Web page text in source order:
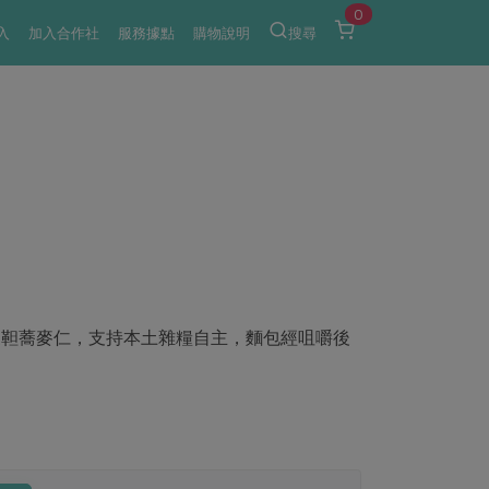
加入合作社 服務據點 購物說明 搜尋
0
蕎麥仁，支持本土雜糧自主，麵包經咀嚼後